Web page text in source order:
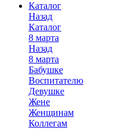
Каталог
Назад
Каталог
8 марта
Назад
8 марта
Бабушке
Воспитателю
Девушке
Жене
Женщинам
Коллегам